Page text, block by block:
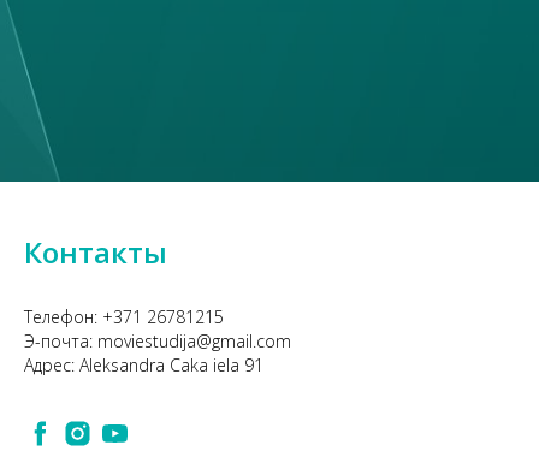
Контакты
Телефон: +371 26781215
Э-почта: moviestudija@gmail.com
Адрес: Aleksandra Caka iela 91